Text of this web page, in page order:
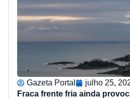
Gazeta Portal julho 25,
Fraca frente fria ainda